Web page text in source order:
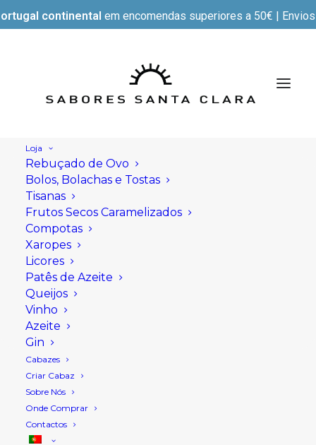
continental em encomendas superiores a 50€ |
Loja
Rebuçado de Ovo
Bolos, Bolachas e Tostas
Tisanas
Frutos Secos Caramelizados
Compotas
Xaropes
Licores
Patês de Azeite
Queijos
Vinho
Azeite
Gin
Cabazes
Criar Cabaz
Sobre Nós
Onde Comprar
Contactos